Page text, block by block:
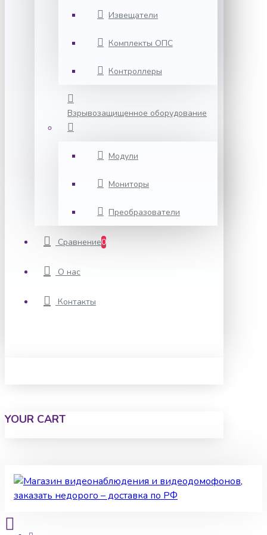
Извещатели
Комплекты ОПС
Контроллеры
Взрывозащищенное оборудование
Модули
Мониторы
Преобразователи
Сравнение0
О нас
Контакты
YOUR CART